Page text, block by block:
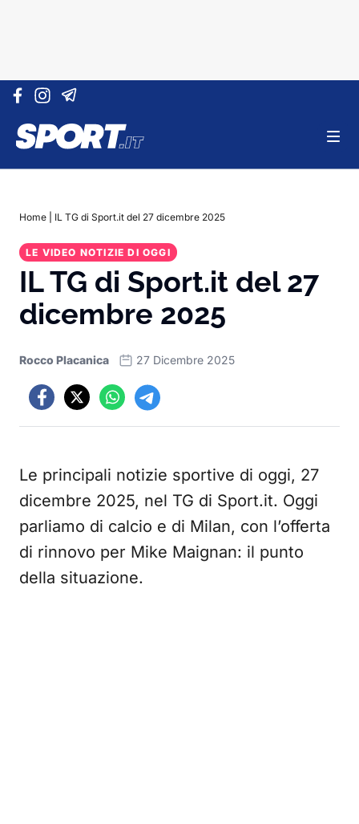
Vai al contenuto
Home IL TG di Sport.it del 27 dicembre 2025
LE VIDEO NOTIZIE DI OGGI
IL TG di Sport.it del 27
dicembre 2025
Rocco Placanica 27 Dicembre 2025
Le principali notizie sportive di oggi, 27
dicembre 2025, nel TG di Sport.it. Oggi
parliamo di calcio e di Milan, con l’offerta
di rinnovo per Mike Maignan: il punto
della situazione.